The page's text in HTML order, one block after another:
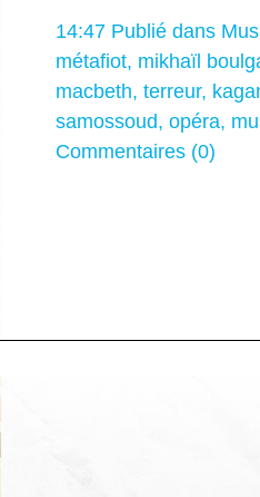
14:47 Publié dans
métafiot, mikhaïl
macbeth, terreur,
samossoud, opéra,
Commentaires (0)